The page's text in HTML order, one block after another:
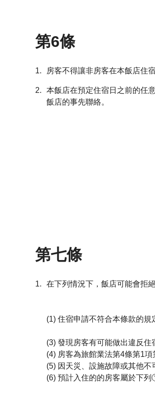
第6條
1. 房客不得讓非房客在本飯店住
2.
本飯店在預定住宿日之前的任
飯店的事先聯絡。
第七條
1. 在下列情況下，飯店可能會拒
(1) 住宿申請不符合本條款的規
(3) 發現房客有可能做出違反住
(4) 房客為旅館業法第4條第1
(5) 因天災、設施故障或其他不
(6) 預計入住的的房客屬於下